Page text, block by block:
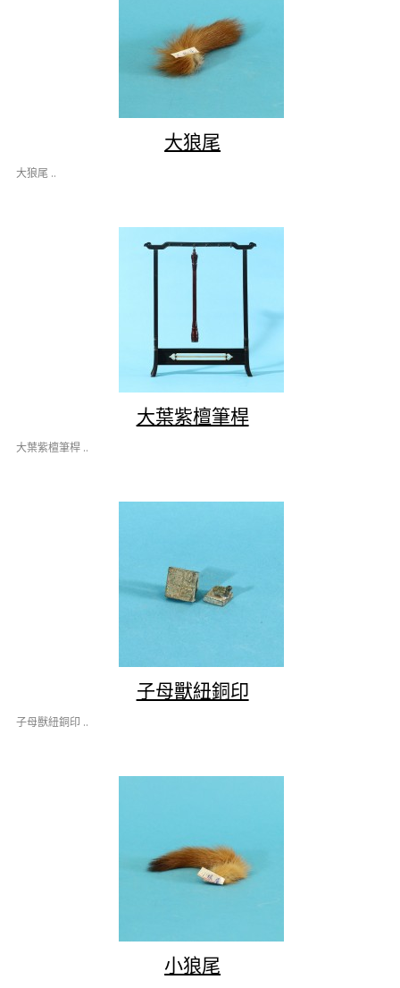
大狼尾
大狼尾 ..
大葉紫檀筆桿
大葉紫檀筆桿 ..
子母獸紐銅印
子母獸紐銅印 ..
小狼尾